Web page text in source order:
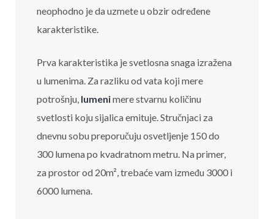
neophodno je da uzmete u obzir određene
karakteristike.
Prva karakteristika je svetlosna snaga izražena
u lumenima. Za razliku od vata koji mere
potrošnju, lumenimere stvarnu količinu
svetlosti koju sijalica emituje. Stručnjaci za
dnevnu sobu preporučuju osvetljenje 150 do
300 lumena po kvadratnom metru. Na primer,
za prostor od 20m², trebaće vam između 3000 i
6000 lumena.